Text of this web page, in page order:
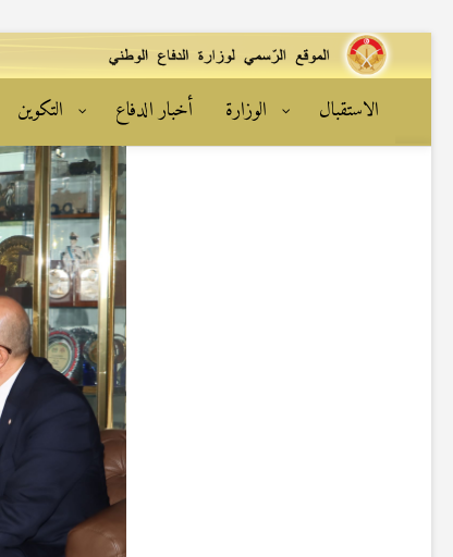
الاستقبال
الوزارة أخبار الدفاع التكوين